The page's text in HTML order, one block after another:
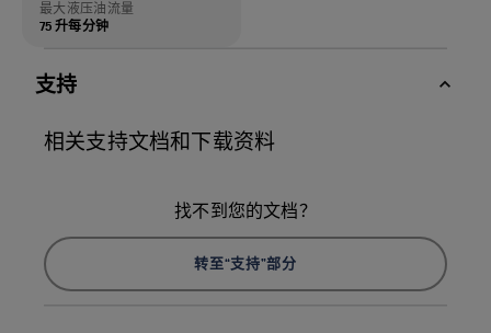
最大液压油流量
75 升每分钟
支持
相关支持文档和下载资料
找不到您的文档？
转至“支持”部分